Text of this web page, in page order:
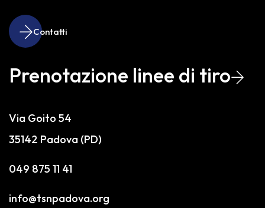
Contatti
Prenotazione linee di tiro
Via Goito 54
35142 Padova (PD)
049 875 11 41
info@tsnpadova.org